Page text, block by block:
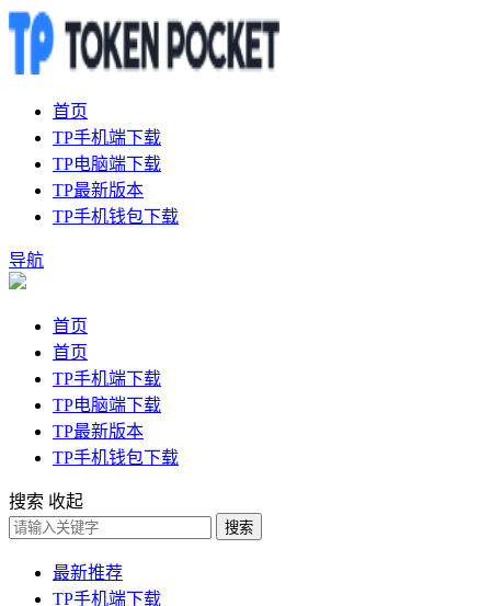
首页
TP手机端下载
TP电脑端下载
TP最新版本
TP手机钱包下载
导航
首页
首页
TP手机端下载
TP电脑端下载
TP最新版本
TP手机钱包下载
搜索 收起
搜索
最新推荐
TP手机端下载